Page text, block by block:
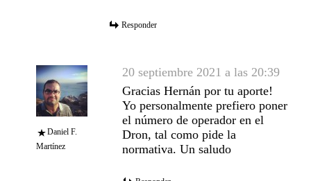
Responder
Daniel F.
Martínez
20 septiembre 2021 a las 20:39
Gracias Hernán por tu aporte!
Yo personalmente prefiero poner
el número de operador en el
Dron, tal como pide la
normativa. Un saludo